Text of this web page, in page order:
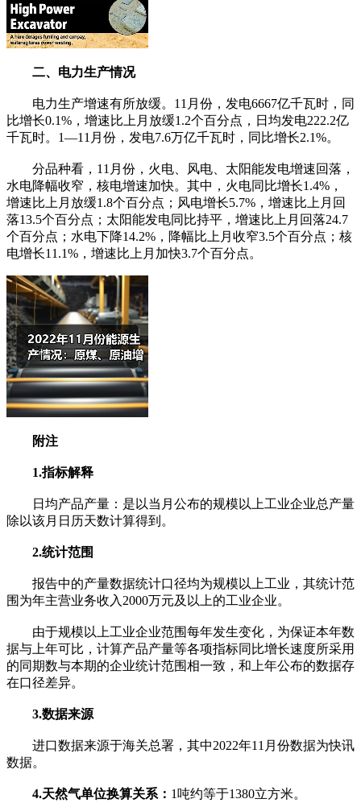
二、电力生产情况
电力生产增速有所放缓。11月份，发电6667亿千瓦时，同
比增长0.1%，增速比上月放缓1.2个百分点，日均发电222.2亿
千瓦时。1—11月份，发电7.6万亿千瓦时，同比增长2.1%。
分品种看，11月份，火电、风电、太阳能发电增速回落，
水电降幅收窄，核电增速加快。其中，火电同比增长1.4%，
增速比上月放缓1.8个百分点；风电增长5.7%，增速比上月回
落13.5个百分点；太阳能发电同比持平，增速比上月回落24.7
个百分点；水电下降14.2%，降幅比上月收窄3.5个百分点；核
电增长11.1%，增速比上月加快3.7个百分点。
附注
1.指标解释
日均产品产量：是以当月公布的规模以上工业企业总产量
除以该月日历天数计算得到。
2.统计范围
报告中的产量数据统计口径均为规模以上工业，其统计范
围为年主营业务收入2000万元及以上的工业企业。
由于规模以上工业企业范围每年发生变化，为保证本年数
据与上年可比，计算产品产量等各项指标同比增长速度所采用
的同期数与本期的企业统计范围相一致，和上年公布的数据存
在口径差异。
3.数据来源
进口数据来源于海关总署，其中2022年11月份数据为快讯
数据。
4.天然气单位换算关系： 1吨约等于1380立方米。